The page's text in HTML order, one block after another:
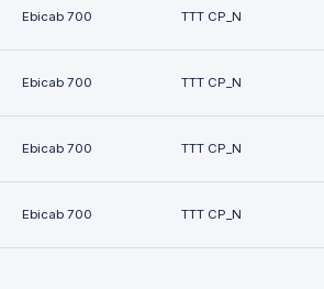
Ebicab 700
Ebicab 700
Ebicab 700
Ebicab 700
TTT CP_N
TTT CP_N
TTT CP_N
TTT CP_N